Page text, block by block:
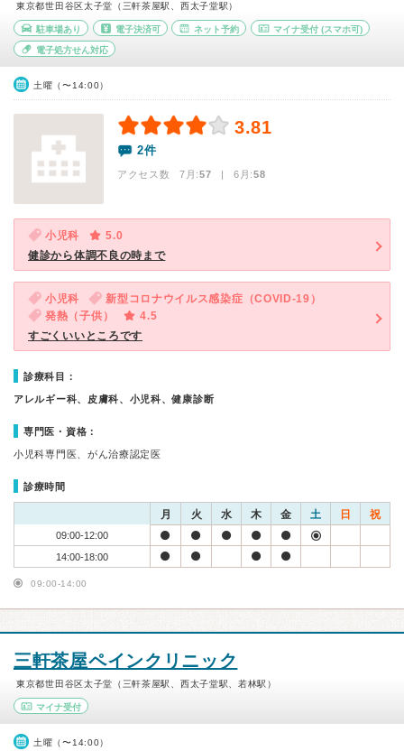
東京都世田谷区太子堂（三軒茶屋駅、西太子堂駅）
駐車場あり 電子決済可 ネット予約 マイナ受付 (スマホ可)
電子処方せん対応
土曜（〜14:00）
3.81
2件
アクセス数 7月:57 | 6月:58
小児科
5.0
健診から体調不良の時まで
小児科
新型コロナウイルス感染症（COVID-19）
発熱（子供）
4.5
すごくいいところです
診療科目：
アレルギー科、皮膚科、小児科、健康診断
専門医・資格：
小児科専門医、がん治療認定医
診療時間
月 火 水 木 金 土 日 祝
09:00-12:00
14:00-18:00
09:00-14:00
三軒茶屋ペインクリニック
東京都世田谷区太子堂（三軒茶屋駅、西太子堂駅、若林駅）
マイナ受付
土曜（〜14:00）